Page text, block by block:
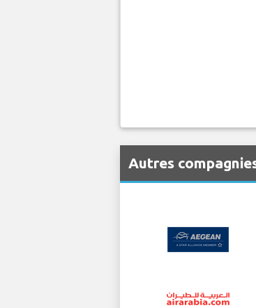
Autres